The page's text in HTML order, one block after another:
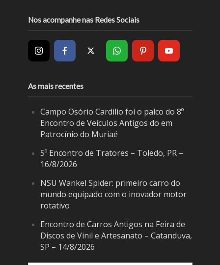
Nos acompanhe nas Redes Sociais
As mais recentes
Campo Osório Cardilio foi o palco do 8º
Encontro de Veículos Antigos do em
Patrocínio do Muriaé
5º Encontro de Tratores – Toledo, PR –
16/8/2026
NSU Wankel Spider: primeiro carro do
mundo equipado com o inovador motor
rotativo
Encontro de Carros Antigos na Feira de
Discos de Vinil e Artesanato – Catanduva,
SP – 14/8/2026